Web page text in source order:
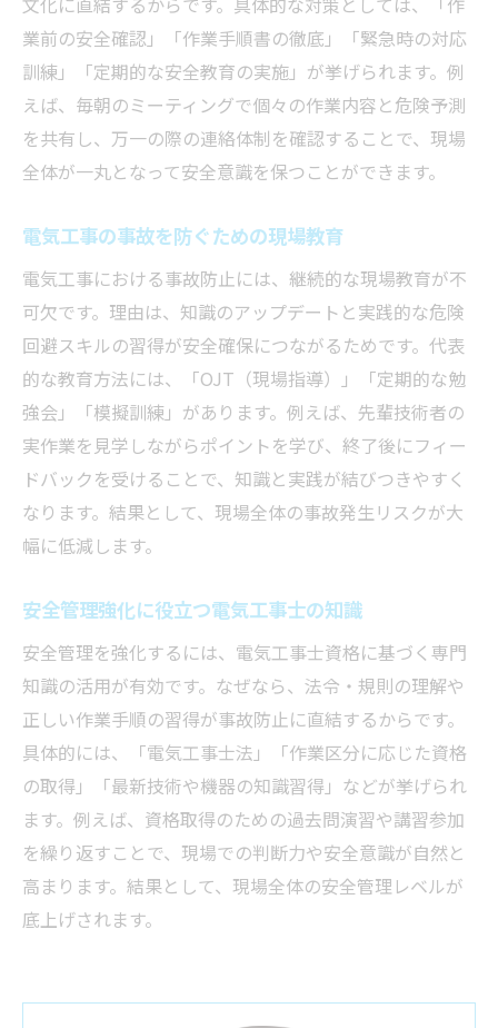
業前の安全確認」「作業手順書の徹底」「緊急時の対応
訓練」「定期的な安全教育の実施」が挙げられます。例
えば、毎朝のミーティングで個々の作業内容と危険予測
を共有し、万一の際の連絡体制を確認することで、現場
全体が一丸となって安全意識を保つことができます。
電気工事の事故を防ぐための現場教育
電気工事における事故防止には、継続的な現場教育が不
可欠です。理由は、知識のアップデートと実践的な危険
回避スキルの習得が安全確保につながるためです。代表
的な教育方法には、「OJT（現場指導）」「定期的な勉
強会」「模擬訓練」があります。例えば、先輩技術者の
実作業を見学しながらポイントを学び、終了後にフィー
ドバックを受けることで、知識と実践が結びつきやすく
なります。結果として、現場全体の事故発生リスクが大
幅に低減します。
安全管理強化に役立つ電気工事士の知識
安全管理を強化するには、電気工事士資格に基づく専門
知識の活用が有効です。なぜなら、法令・規則の理解や
正しい作業手順の習得が事故防止に直結するからです。
具体的には、「電気工事士法」「作業区分に応じた資格
の取得」「最新技術や機器の知識習得」などが挙げられ
ます。例えば、資格取得のための過去問演習や講習参加
を繰り返すことで、現場での判断力や安全意識が自然と
高まります。結果として、現場全体の安全管理レベルが
底上げされます。